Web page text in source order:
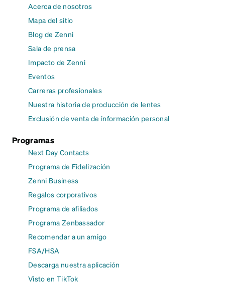
Acerca de nosotros
Mapa del sitio
Blog de Zenni
Sala de prensa
Impacto de Zenni
Eventos
Carreras profesionales
Nuestra historia de producción de lentes
Exclusión de venta de información personal
Programas
Next Day Contacts
Programa de Fidelización
Zenni Business
Regalos corporativos
Programa de afiliados
Programa Zenbassador
Recomendar a un amigo
FSA/HSA
Descarga nuestra aplicación
Visto en TikTok